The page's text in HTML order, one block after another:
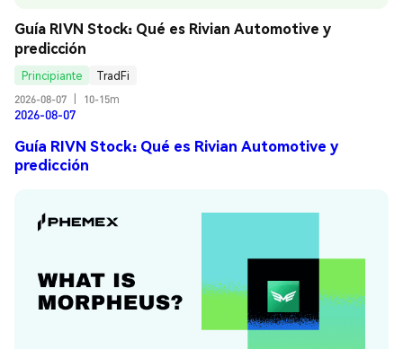
Guía RIVN Stock: Qué es Rivian Automotive y
predicción
Principiante
TradFi
2026-08-07
10-15m
2026-08-07
Guía RIVN Stock: Qué es Rivian Automotive y
predicción